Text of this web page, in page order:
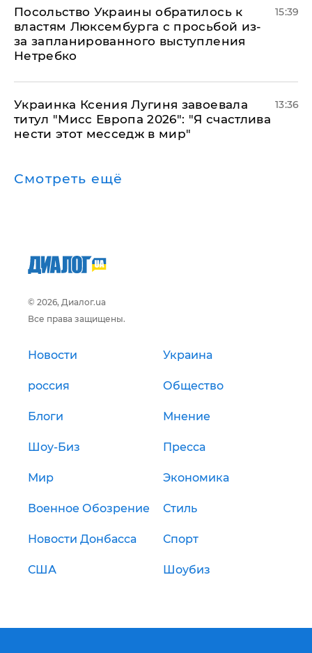
Посольство Украины обратилось к
властям Люксембурга с просьбой из-
за запланированного выступления
Нетребко
15:39
Украинка Ксения Лугиня завоевала
титул "Мисс Европа 2026": "Я счастлива
нести этот месседж в мир"
13:36
Смотреть ещё
© 2026, Диалог.ua
Все права защищены.
Новости Украина
россия Общество
Блоги Мнение
Шоу-Биз Пресса
Мир Экономика
Военное Обозрение Стиль
Новости Донбасса Спорт
США Шоубиз